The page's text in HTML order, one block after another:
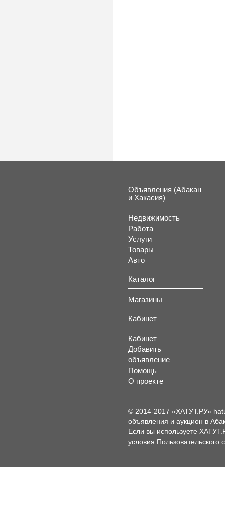
Объявления (Абакан
и Хакасия)
Недвижимость
Работа
Услуги
Товары
Авто
Каталог
Магазины
Кабинет
Кабинет
Добавить
объявление
Помощь
О проекте
© 2014-2017 «ХАТУТ.РУ»
объявления и аукцион в
Если вы используете
условия Пользовательского